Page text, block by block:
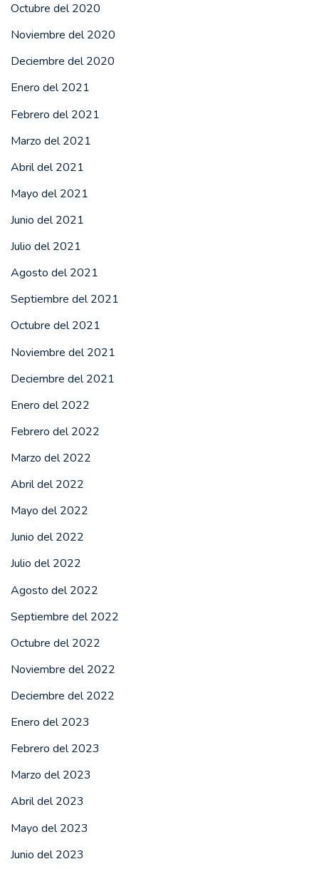
Octubre del 2020
Noviembre del 2020
Deciembre del 2020
Enero del 2021
Febrero del 2021
Marzo del 2021
Abril del 2021
Mayo del 2021
Junio del 2021
Julio del 2021
Agosto del 2021
Septiembre del 2021
Octubre del 2021
Noviembre del 2021
Deciembre del 2021
Enero del 2022
Febrero del 2022
Marzo del 2022
Abril del 2022
Mayo del 2022
Junio del 2022
Julio del 2022
Agosto del 2022
Septiembre del 2022
Octubre del 2022
Noviembre del 2022
Deciembre del 2022
Enero del 2023
Febrero del 2023
Marzo del 2023
Abril del 2023
Mayo del 2023
Junio del 2023